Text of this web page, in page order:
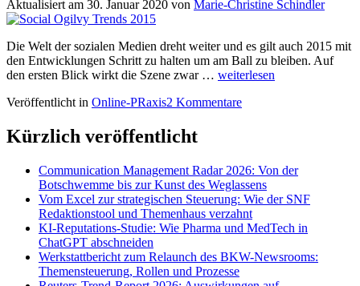
Aktualisiert am 30. Januar 2020 von Marie-Christine Schindler
Die Welt der sozialen Medien dreht weiter und es gilt auch 2015 mit
den Entwicklungen Schritt zu halten um am Ball zu bleiben. Auf
den ersten Blick wirkt die Szene zwar … Schlüssel-
in
von
social@Ogilvy
weiterlesen
Veröffentlicht in Online-PRaxis2 Kommentare
Kürzlich veröffentlicht
Communication Management Radar 2026: Von der
Botschwemme bis zur Kunst des Weglassens
Vom Excel zur strategischen Steuerung: Wie der SNF
Redaktionstool und Themenhaus verzahnt
KI-Reputations-Studie: Wie Pharma und MedTech in
ChatGPT abschneiden
Werkstattbericht zum Relaunch des BKW-Newsrooms:
Themensteuerung, Rollen und Prozesse